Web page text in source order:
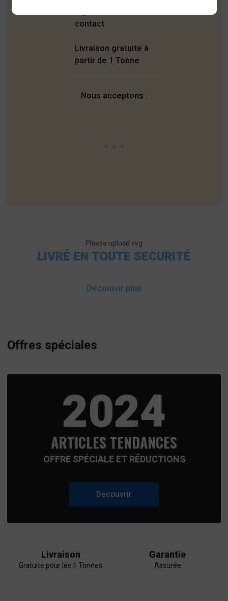
Expédition sans
contact
Livraison gratuite à
partir de 1 Tonne
Nous acceptons :
Please upload svg
LIVRÉ EN TOUTE SECURITÉ
Découvrir plus
Offres spéciales
2024
ARTICLES TENDANCES
OFFRE SPÉCIALE ET RÉDUCTIONS
Decouvrir
Livraison
Gratuite pour les 1 Tonnes
Garantie
Assurée